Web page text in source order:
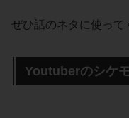
ぜひ話のネタに使って
Youtuberのシケ